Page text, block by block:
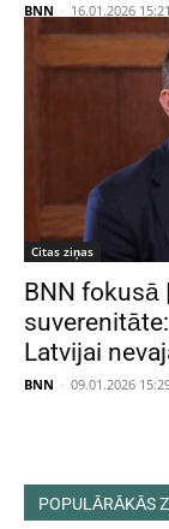
BNN - 16.01.2026 15:21
Citas ziņas
BNN fokusā
Latvijai
BNN - 09.01.2026
POPULĀRĀKĀS